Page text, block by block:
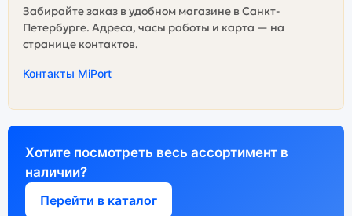
Забирайте заказ в удобном магазине в Санкт-
Петербурге. Адреса, часы работы и карта — на
странице контактов.
Контакты MiPort
Хотите посмотреть весь ассортимент в
наличии?
Перейти в каталог